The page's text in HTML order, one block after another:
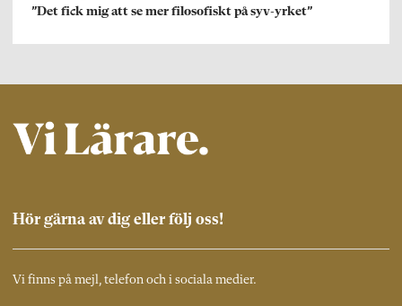
”Det fick mig att se mer filosofiskt på syv-yrket”
Hör gärna av dig eller följ oss!
Vi finns på mejl, telefon och i sociala medier.